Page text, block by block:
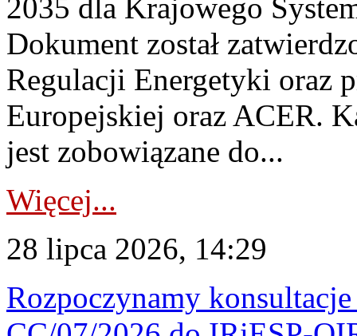
2035 dla Krajowego
Dokument został
Regulacji Energetyki oraz
Europejskiej oraz ACER.
jest zobowiązane do...
Więcej...
28 lipca 2026, 14:29
Rozpoczynamy